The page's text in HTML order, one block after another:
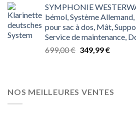
initial
était :
599,00 €.
actuel
est :
239,99
SYMPHONIE
bémol, Système
pour sac à dos, Mât,
Service de maintenance,
699,00€ Le
699,00 €.
349,99€Le
349,99
NOS MEILLEURES VENTES